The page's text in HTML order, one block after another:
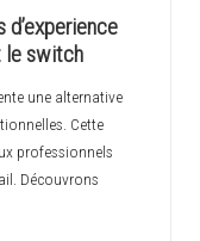
d’experience
le switch
une alternative
Cette
professionnels
Découvrons